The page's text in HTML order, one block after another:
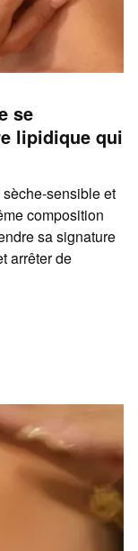
se
lipidique qui
sensible et
composition
sa signature
arrêter de